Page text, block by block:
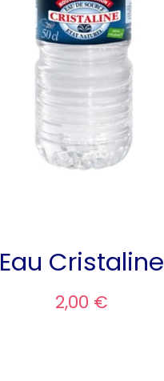
Eau Cristaline
2,00 €